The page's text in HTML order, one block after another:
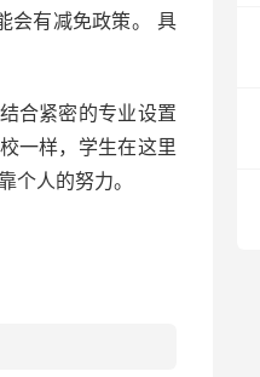
会有减免政策。 具
合紧密的专业设置
一样，学生在这里
人的努力。